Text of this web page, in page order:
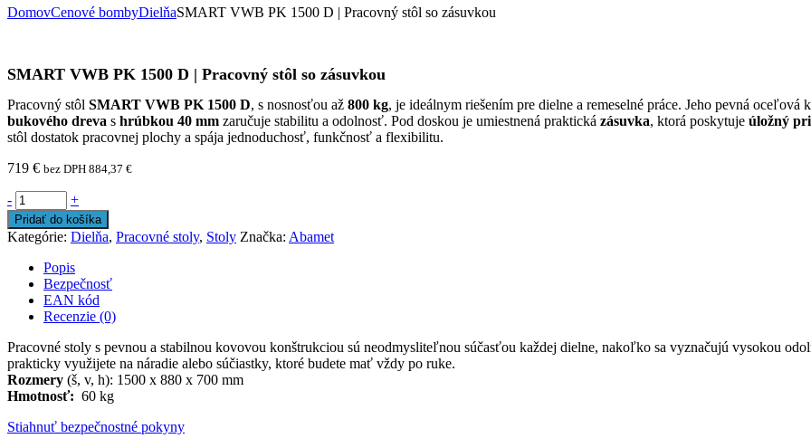
DomovCenové bombyDielňaSMART VWB PK 1500 D | Pracovný stôl so zásuvkou
SMART VWB PK 1500 D | Pracovný stôl so zásuvkou
Pracovný stôl SMART VWB PK 1500 D, s nosnosťou až 800 kg, je ideálnym riešením pre dielne a remeselné práce. Jeho pevná
bukového dreva s hrúbkou 40 mm zaručuje stabilitu a odolnosť. Pod doskou je umiestnená praktická zásuvka, ktorá poskytuje úložný
stôl dostatok pracovnej plochy a spája jednoduchosť, funkčnosť a flexibilitu.
719 € bez DPH 884,37 €
- +
Pridať do košíka
Kategórie: Dielňa, Pracovné stoly, Stoly Značka: Abamet
Popis
Bezpečnosť
EAN kód
Recenzie (0)
Pracovné stoly s pevnou a stabilnou kovovou konštrukciou sú neodmysliteľnou súčasťou každej dielne, nakoľko sa vyznačujú vysokou
prakticky využijete na náradie alebo súčiastky, ktoré budete mať vždy po ruke.
Rozmery (š, v, h): 1500 x 880 x 700 mm
Hmotnosť: 60 kg
Stiahnuť bezpečnostné pokyny